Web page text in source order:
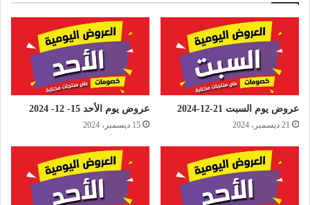
عروض يوم السبت 21-12-2024
21 ديسمبر، 2024
عروض يوم الأحد 15- 12- 2024
15 ديسمبر، 2024